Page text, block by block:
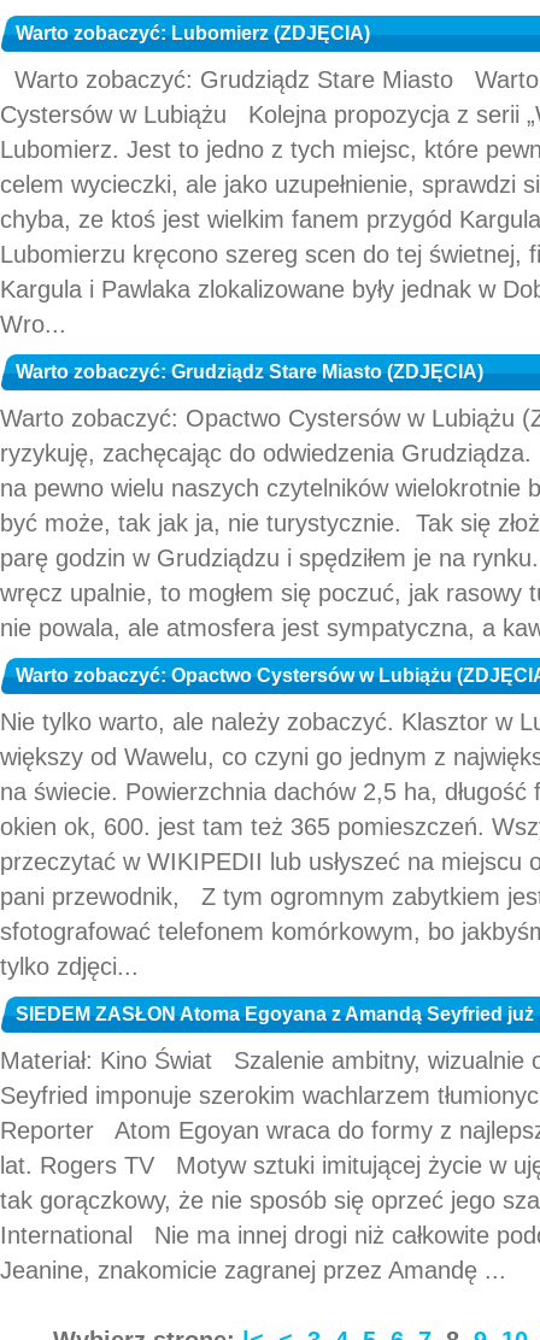
Warto zobaczyć: Lubomierz (ZDJĘCIA)
Warto zobaczyć: Grudziądz Stare Miasto
Cystersów w Lubiążu Kolejna propozycja z serii
Lubomierz. Jest to jedno z tych miejsc, które
celem wycieczki, ale jako uzupełnienie, sprawdzi
chyba, ze ktoś jest wielkim fanem przygód
Lubomierzu kręcono szereg scen do tej świetnej,
Kargula i Pawlaka zlokalizowane były jednak w
Wro...
Warto zobaczyć: Grudziądz Stare Miasto (ZDJĘCIA)
Warto zobaczyć: Opactwo Cystersów w Lubiążu
ryzykuję, zachęcając do odwiedzenia
na pewno wielu naszych czytelników wielokrotnie
być może, tak jak ja, nie turystycznie. Tak się
parę godzin w Grudziądzu i spędziłem je na
wręcz upalnie, to mogłem się poczuć, jak
nie powala, ale atmosfera jest sympatyczna, a
Warto zobaczyć: Opactwo Cystersów w Lubiążu
Nie tylko warto, ale należy zobaczyć. Klasztor w
większy od Wawelu, co czyni go jednym z
na świecie. Powierzchnia dachów 2,5 ha,
okien ok, 600. jest tam też 365 pomieszczeń.
przeczytać w WIKIPEDII lub usłyszeć na miejscu
pani przewodnik, Z tym ogromnym zabytkiem
sfotografować telefonem komórkowym, bo
tylko zdjęci...
SIEDEM ZASŁON Atoma Egoyana z Amandą Seyfried już
Materiał: Kino Świat Szalenie ambitny, wizualnie
Seyfried imponuje szerokim wachlarzem
Reporter Atom Egoyan wraca do formy z
lat. Rogers TV Motyw sztuki imitującej życie w
tak gorączkowy, że nie sposób się oprzeć jego
International Nie ma innej drogi niż całkowite
Jeanine, znakomicie zagranej przez Amandę ...